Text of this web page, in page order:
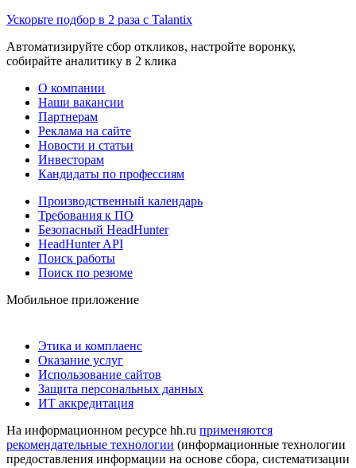
Ускорьте подбор в 2 раза с Talantix
Автоматизируйте сбор откликов, настройте воронку,
собирайте аналитику в 2 клика
О компании
Наши вакансии
Партнерам
Реклама на сайте
Новости и статьи
Инвесторам
Кандидаты по профессиям
Производственный календарь
Требования к ПО
Безопасный HeadHunter
HeadHunter API
Поиск работы
Поиск по резюме
Мобильное приложение
Этика и комплаенс
Оказание услуг
Использование сайтов
Защита персональных данных
ИТ аккредитация
На информационном ресурсе hh.ru применяются
рекомендательные технологии (информационные технологии
предоставления информации на основе сбора, систематизации